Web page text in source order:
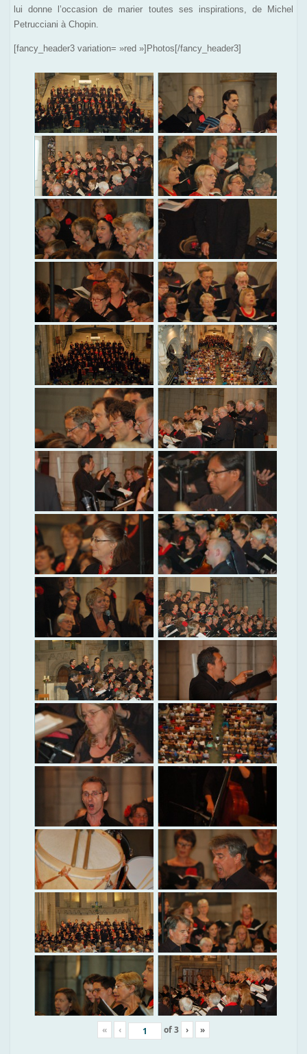
lui donne l’occasion de marier toutes ses inspirations, de Michel
Petrucciani à Chopin.
[fancy_header3 variation= »red »]Photos[/fancy_header3]
« ‹ of3 › »